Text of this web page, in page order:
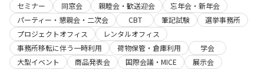
セミナー
同窓会 親睦会・歓送迎会
忘年会・新年会
パーティー・懇親会・二次会
CBT 筆記試験
選挙事務所
プロジェクトオフィス
レンタルオフィス
事務所移転に伴う一時利用
荷物保管・倉庫利用
学会
大型イベント
商品発表会 国際会議・MICE
展示会